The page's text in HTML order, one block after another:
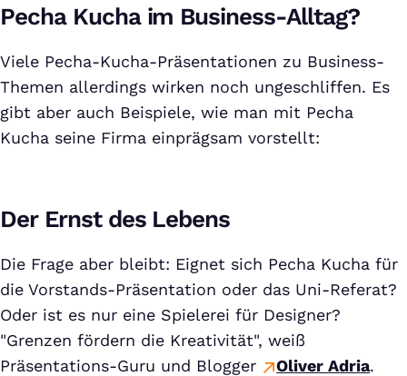
Pecha Kucha im Business-Alltag?
Viele Pecha-Kucha-Präsentationen zu Business-
Themen allerdings wirken noch ungeschliffen. Es
gibt aber auch Beispiele, wie man mit Pecha
Kucha seine Firma einprägsam vorstellt:
Der Ernst des Lebens
Die Frage aber bleibt: Eignet sich Pecha Kucha für
die Vorstands-Präsentation oder das Uni-Referat?
Oder ist es nur eine Spielerei für Designer?
"Grenzen fördern die Kreativität", weiß
Präsentations-Guru und Blogger
Oliver Adria.